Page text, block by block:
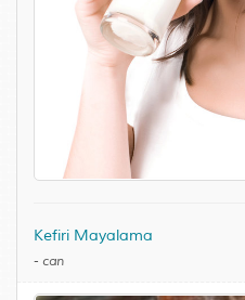
Kefiri Mayalama
- can